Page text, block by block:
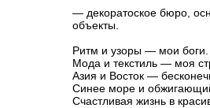
— декоратоское бюро,
объекты.
Ритм и узоры — мои боги.
Мода и текстиль — моя
Азия и Восток —
Синее море и
Счастливая жизнь в